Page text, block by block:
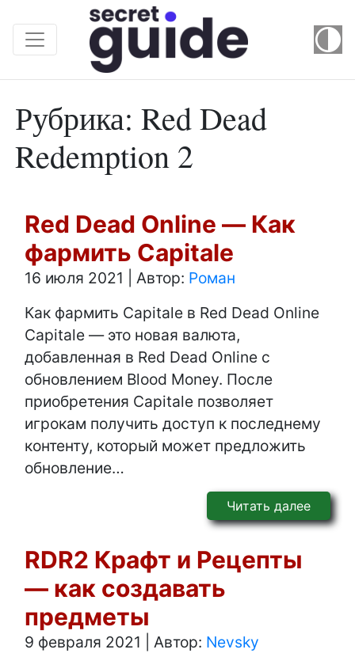
Рубрика: Red Dead
Redemption 2
Red Dead Online — Как
фармить Capitale
16 июля 2021 Автор: Роман
Как фармить Capitale в Red Dead Online
Capitale — это новая валюта,
добавленная в Red Dead Online с
обновлением Blood Money. После
приобретения Capitale позволяет
игрокам получить доступ к последнему
контенту, который может предложить
обновление…
Читать далее
RDR2 Крафт и Рецепты
— как создавать
предметы
9 февраля 2021 Автор: Nevsky